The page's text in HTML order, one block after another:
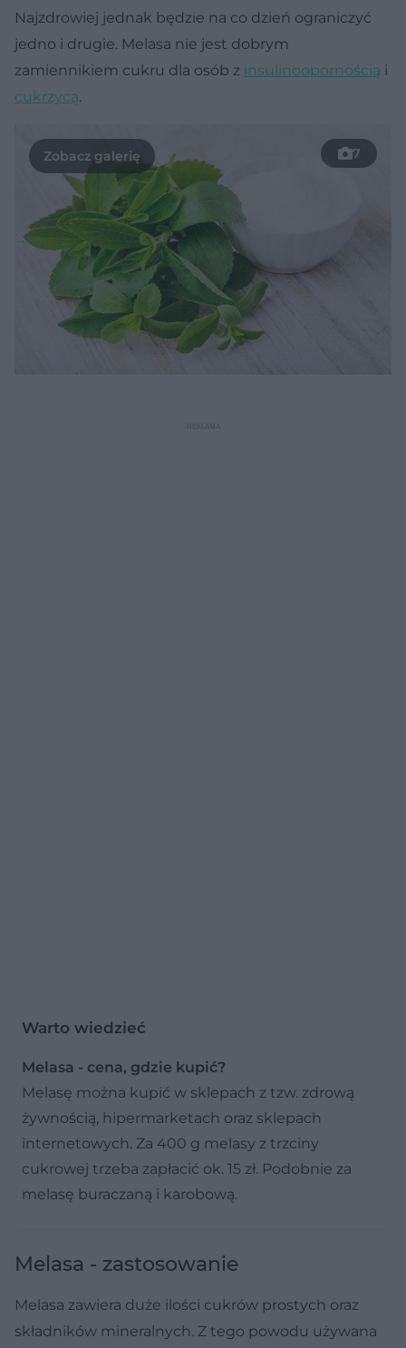
Najzdrowiej jednak będzie na co dzień ograniczyć
jedno i drugie. Melasa nie jest dobrym
zamiennikiem cukru dla osób z insulinoopornością i
cukrzycą.
7
Warto wiedzieć
Melasa - cena, gdzie kupić?
Melasę można kupić w sklepach z tzw. zdrową
żywnością, hipermarketach oraz sklepach
internetowych. Za 400 g melasy z trzciny
cukrowej trzeba zapłacić ok. 15 zł. Podobnie za
melasę buraczaną i karobową.
Melasa - zastosowanie
Melasa zawiera duże ilości cukrów prostych oraz
składników mineralnych. Z tego powodu używana